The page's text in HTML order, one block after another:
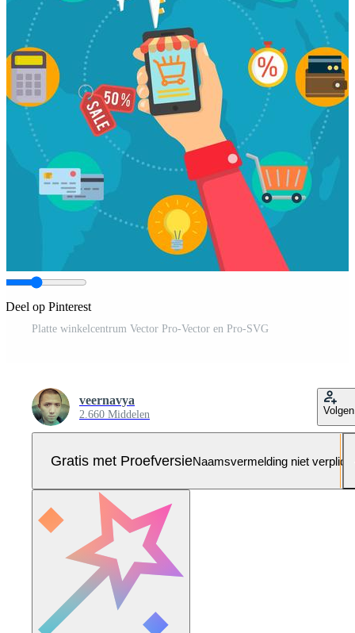
Deel op Pinterest
Platte winkelcentrum Vector Pro-Vector en Pro-SVG
veernavya
2.660 Middelen Volgen
Gratis met ProefversieNaamsvermelding niet verplicht